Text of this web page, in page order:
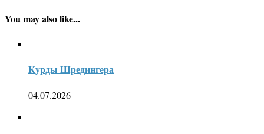
You may also like...
Курды Шредингера
04.07.2026